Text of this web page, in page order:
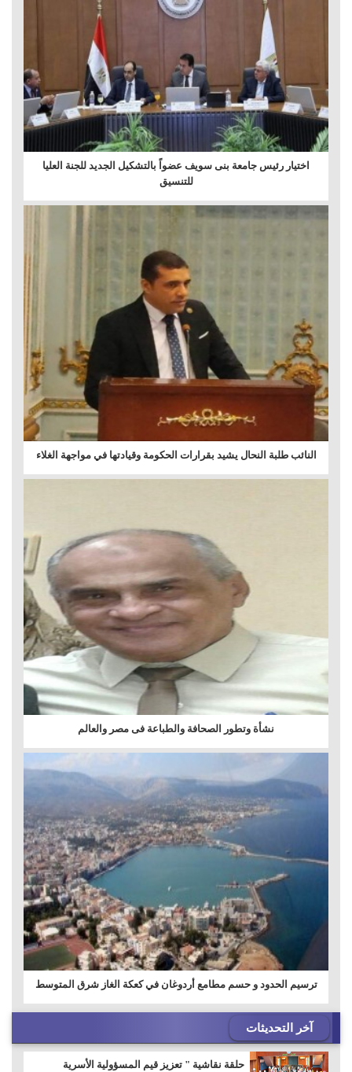
اختيار رئيس جامعة بنى سويف عضواً بالتشكيل الجديد للجنة العليا
للتنسيق
النائب طلبة النحال يشيد بقرارات الحكومة وقيادتها في مواجهة الغلاء
نشأة وتطور الصحافة والطباعة فى مصر والعالم
ترسيم الحدود و حسم مطامع أردوغان في كعكة الغاز شرق المتوسط
آخر التحديثات
حلقة نقاشية " تعزيز قيم المسؤولية الأسرية